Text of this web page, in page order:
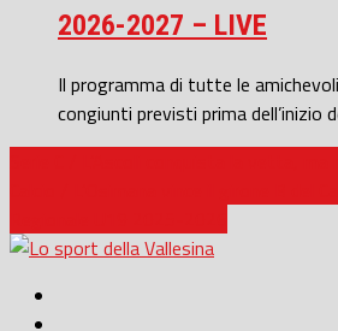
2026-2027 – LIVE
Il programma di tutte le
congiunti previsti prima dell’inizio